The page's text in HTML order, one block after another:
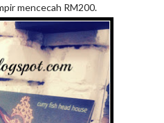
mencecah RM200.